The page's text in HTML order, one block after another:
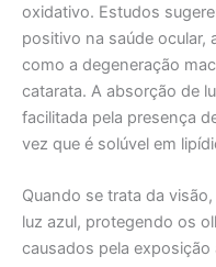
oxidativo. Estudos
positivo na saúde ocular,
como a degeneração
catarata. A absorção de
facilitada pela presença
vez que é solúvel em
Quando se trata da
luz azul, protegendo os
causados pela